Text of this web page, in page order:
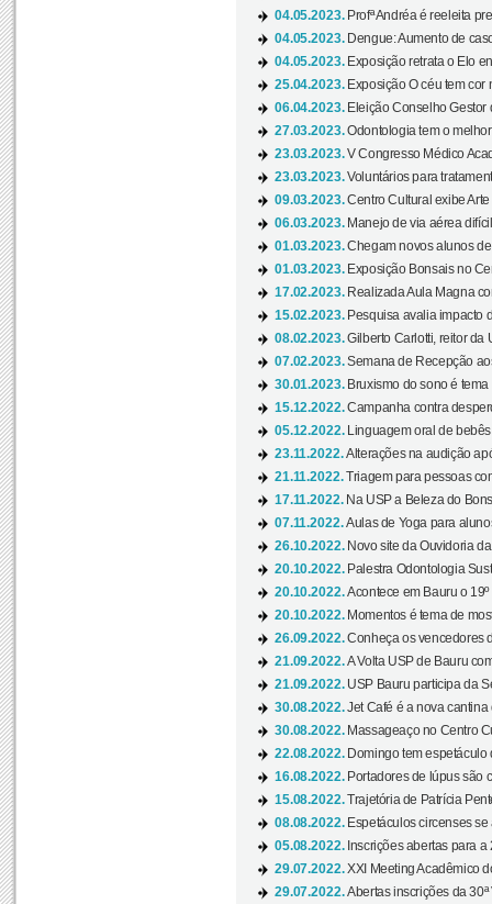
04.05.2023. Profª Andréa é reeleita
04.05.2023. Dengue: Aumento de
04.05.2023. Exposição retrata o Elo
25.04.2023. Exposição O céu tem cor
06.04.2023. Eleição Conselho Gestor
27.03.2023.Odontologia tem o
23.03.2023.V Congresso Médico
23.03.2023.Voluntários para
09.03.2023.Centro Cultural exibe
06.03.2023. Manejo de via aérea
01.03.2023.Chegam novos alunos
01.03.2023. Exposição Bonsais no
17.02.2023. Realizada Aula Magna
15.02.2023. Pesquisa avalia impacto
08.02.2023.Gilberto Carlotti, reitor da
07.02.2023.Semana de Recepção
30.01.2023. Bruxismo do sono é
15.12.2022.Campanha contra
05.12.2022.
Linguagem oral de
23.11.2022.Alterações na audição
21.11.2022.Triagem para pessoas
17.11.2022. Na USP a Beleza do
07.11.2022.Aulas de Yoga para
26.10.2022. Novo site da Ouvidoria
20.10.2022. Palestra Odontologia
20.10.2022.Acontece em Bauru o 19º
20.10.2022. Momentos é tema de
26.09.2022.Conheça os vencedores
21.09.2022.A Volta USP de Bauru
21.09.2022. USP Bauru participa da
30.08.2022.Jet Café é a nova
30.08.2022. Massageaço no Centro
22.08.2022. Domingo tem espetáculo
16.08.2022. Portadores de lúpus são
15.08.2022.Trajetória de Patrícia
08.08.2022. Espetáculos circenses
05.08.2022. Inscrições abertas para a
29.07.2022.XXI Meeting Acadêmico
29.07.2022.Abertas inscrições da 30ª